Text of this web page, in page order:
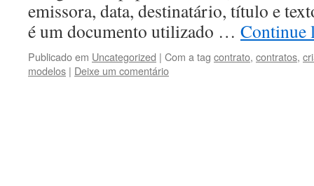
emissora, data, destinatário, título e
é um documento utilizado … Continue
Publicado em Uncategorized | Com a tag contrato, contratos,
modelos | Deixe um comentário